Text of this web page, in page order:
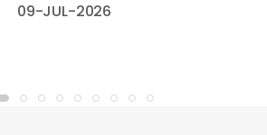
09-JUL-2026